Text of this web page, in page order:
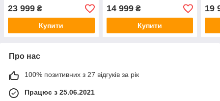
23 999 ₴
Купити
14 999₴
Купити
19
Про нас
100% позитивних з 27 відгуків за рік
Працює з 25.06.2021